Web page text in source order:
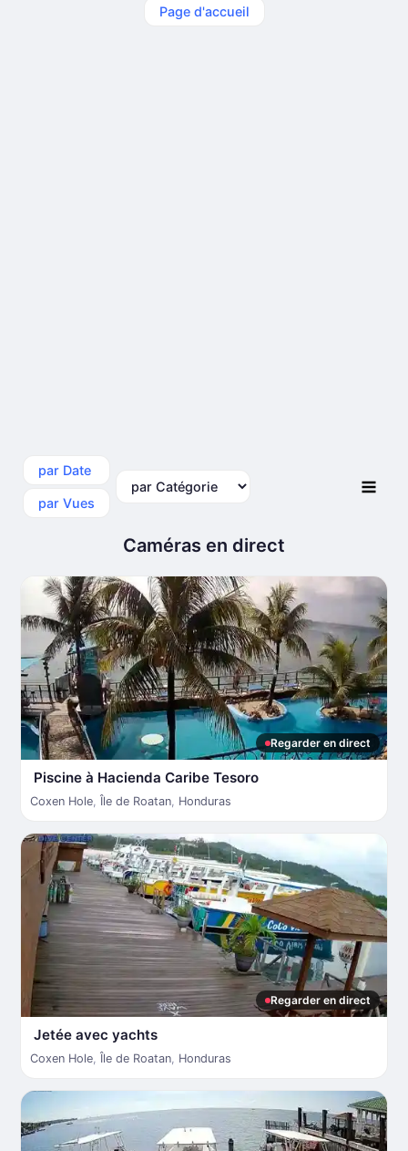
Page d'accueil
par Date
par Vues
Caméras en direct
Regarder en direct
Piscine à Hacienda Caribe Tesoro
Coxen Hole, Île de Roatan, Honduras
Regarder en direct
Jetée avec yachts
Coxen Hole, Île de Roatan, Honduras